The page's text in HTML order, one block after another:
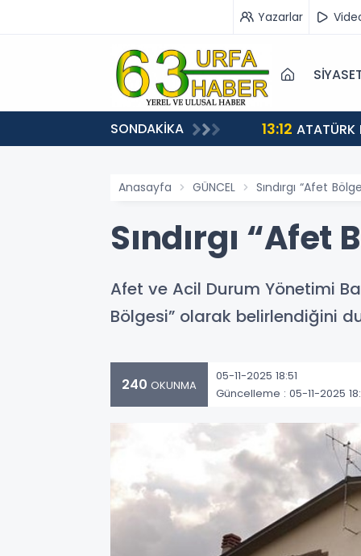
Yazarlar
SONDAKİKA 13:12 ATATÜRK
Anasayfa GÜNCEL Sındırgı “Afet
Sındırgı
Afet ve Acil Durum Yönetimi
Bölgesi” olarak belirlendiğini
240 OKUNMA
05-11-2025 18:51
Güncelleme : 05-11-2025